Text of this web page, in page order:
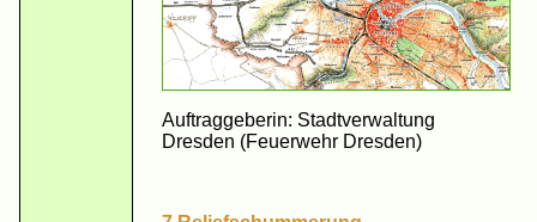
Auftraggeberin: Stadtverwaltung
Dresden (Feuerwehr Dresden)